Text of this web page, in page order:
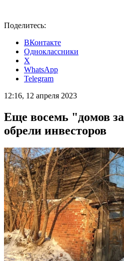
Поделитесь:
ВКонтакте
Одноклассники
X
WhatsApp
Telegram
12:16, 12 апреля 2023
Еще восемь "домов
обрели инвесторов